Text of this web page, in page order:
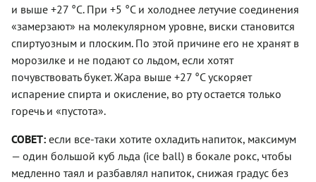
и выше +27 °C. При +5 °C и холоднее летучие соединения
«замерзают» на молекулярном уровне, виски становится
спиртуозным и плоским. По этой причине его не хранят в
морозилке и не подают со льдом, если хотят
почувствовать букет. Жара выше +27 °C ускоряет
испарение спирта и окисление, во рту остается только
горечь и «пустота».
СОВЕТ: если все-таки хотите охладить напиток, максимум
— один большой куб льда (ice ball) в бокале рокс, чтобы
медленно таял и разбавлял напиток, снижая градус без